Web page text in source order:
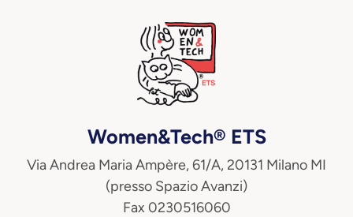
Women&Tech® ETS
Via Andrea Maria Ampère, 61/A, 20131 Milano MI
(presso Spazio Avanzi)
Fax 0230516060